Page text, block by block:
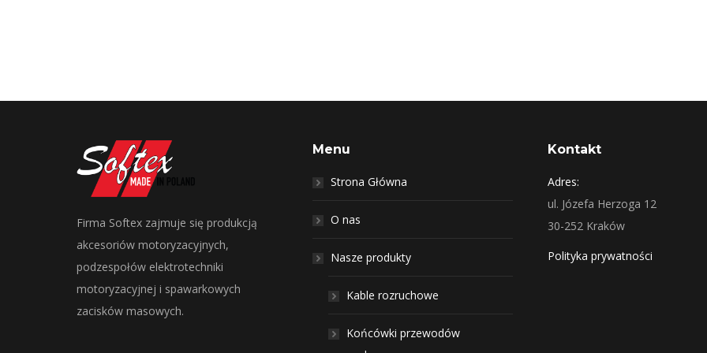
Firma Softex zajmuje się produkcją
akcesoriów motoryzacyjnych,
podzespołów elektrotechniki
motoryzacyjnej i spawarkowych
zacisków masowych.
Menu
Strona Główna
O nas
Nasze produkty
Kable rozruchowe
Końcówki przewodów
Kontakt
Adres:
ul. Józefa Herzoga 12
30-252 Kraków
Polityka prywatności